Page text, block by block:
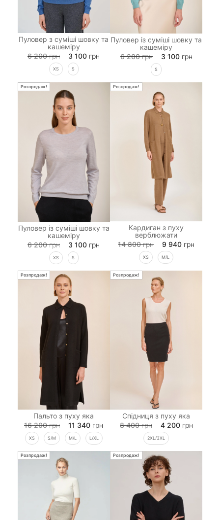
Пуловер з суміші шовку та
кашеміру
6 200грн 3 100 грн
XS S
Пуловер із суміші шовку та
кашеміру
6 200грн 3 100 грн
S
Розпродаж!
Пуловер із суміші шовку та
кашеміру
6 200грн 3 100 грн
XS S
Розпродаж!
Кардиган з пуху
верблюжати
14 800грн 9 940 грн
XS M/L
Розпродаж!
Пальто з пуху яка
16 200грн 11 340 грн
XS S/M M/L L/XL
Розпродаж!
Спідниця з пуху яка
8 400грн 4 200 грн
2XL/3XL
Розпродаж! Розпродаж!